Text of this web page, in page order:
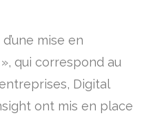
mise en
qui correspond au
Digital
ont mis en place